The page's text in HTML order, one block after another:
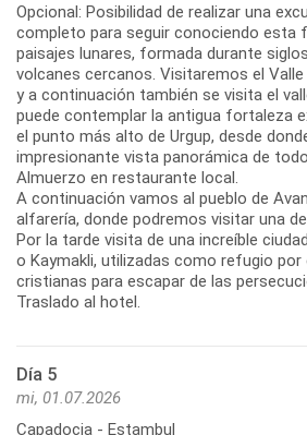
Opcional: Posibilidad de realizar una
completo para seguir conociendo esta
paisajes lunares, formada durante
volcanes cercanos. Visitaremos el Valle
y a continuación también se visita el
puede contemplar la antigua fortaleza
el punto más alto de Urgup, desde
impresionante vista panorámica de
Almuerzo en restaurante local.
A continuación vamos al pueblo de
alfarería, donde podremos visitar una de
Por la tarde visita de una increíble
o Kaymakli, utilizadas como refugio por
cristianas para escapar de las
Traslado al hotel.
Día 5
mi, 01.07.2026
Capadocia - Estambul